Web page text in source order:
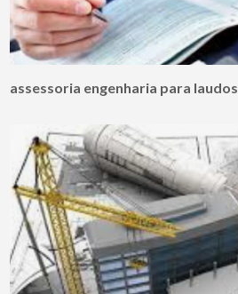
assessoria engenharia para laudos